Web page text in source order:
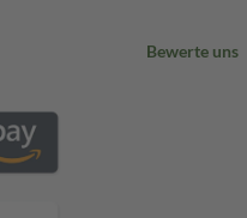
Bewerte uns